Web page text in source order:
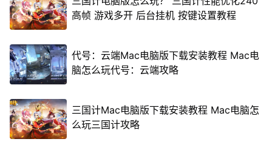
高帧 游戏多开 后台挂机 按键设置教程
代号：云端Mac电脑版下载安装教程 Mac电
脑怎么玩代号：云端攻略
三国计Mac电脑版下载安装教程 Mac电脑怎
么玩三国计攻略